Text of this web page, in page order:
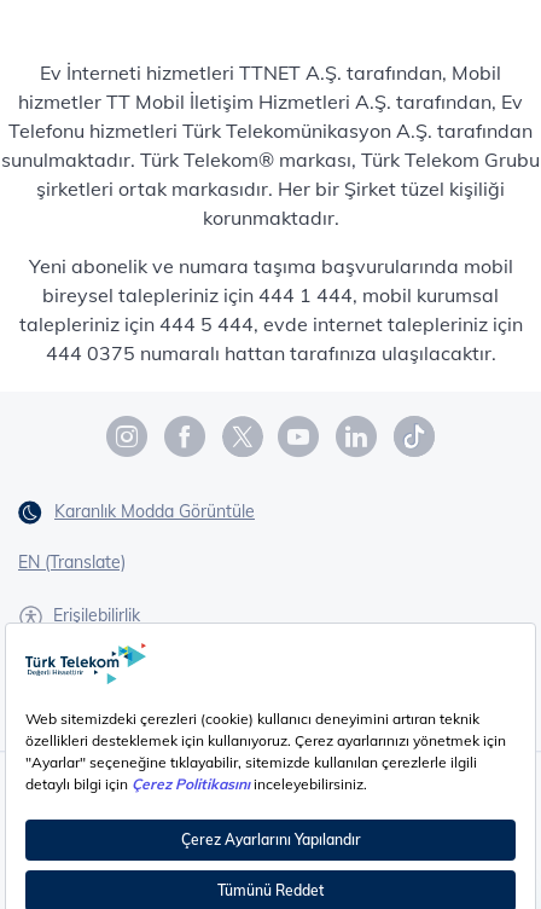
Ev İnterneti hizmetleri TTNET A.Ş. tarafından, Mobil
hizmetler TT Mobil İletişim Hizmetleri A.Ş. tarafından, Ev
Telefonu hizmetleri Türk Telekomünikasyon A.Ş. tarafından
sunulmaktadır. Türk Telekom® markası, Türk Telekom Grubu
şirketleri ortak markasıdır. Her bir Şirket tüzel kişiliği
korunmaktadır.
Yeni abonelik ve numara taşıma başvurularında mobil
bireysel talepleriniz için 444 1 444, mobil kurumsal
talepleriniz için 444 5 444, evde internet talepleriniz için
444 0375 numaralı hattan tarafınıza ulaşılacaktır.
Karanlık Modda Görüntüle
EN (Translate)
Erişilebilirlik
İşaret Dili Çevirisi
Çerez Ayarları